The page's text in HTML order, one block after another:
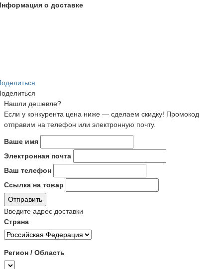
о доставке
Нашли дешевле?
Если у конкурента цена ниже — сделаем скидку! Промокод
отправим на телефон или электронную почту.
Ваше имя
Электронная почта
Ваш телефон
Ссылка на товар
Отправить
Введите адрес доставки
Страна
Регион / Область